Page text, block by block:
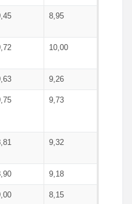
8,95
10,00
9,26
9,73
9,32
9,18
8,15